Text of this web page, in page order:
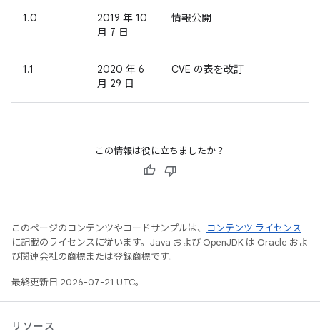
1.0
2019 年 10
月 7 日
情報公開
1.1
2020 年 6
月 29 日
CVE の表を改訂
この情報は役に立ちましたか？
このページのコンテンツやコードサンプルは、
コンテンツ ライセンス
に記載のライセンスに従います。Java および OpenJDK は Oracle およ
び関連会社の商標または登録商標です。
最終更新日 2026-07-21 UTC。
リソース